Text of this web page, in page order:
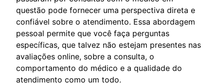
questão pode fornecer uma perspectiva direta e
confiável sobre o atendimento. Essa abordagem
pessoal permite que você faça perguntas
específicas, que talvez não estejam presentes nas
avaliações online, sobre a consulta, o
comportamento do médico e a qualidade do
atendimento como um todo.